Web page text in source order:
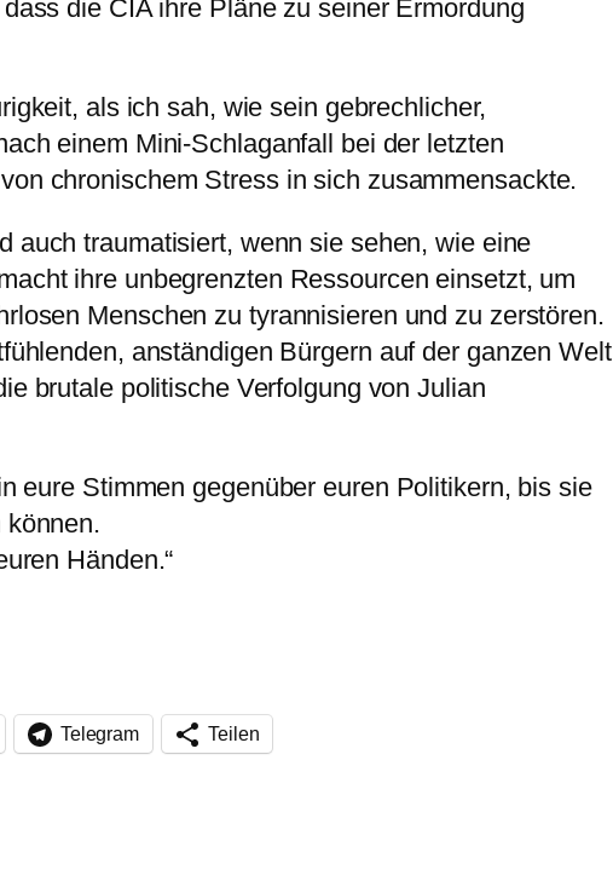
die CIA ihre Pläne zu seiner Ermordung
als ich sah, wie sein gebrechlicher,
einem Mini-Schlaganfall bei der letzten
chronischem Stress in sich zusammensackte.
auch traumatisiert, wenn sie sehen, wie eine
ihre unbegrenzten Ressourcen einsetzt, um
Menschen zu tyrannisieren und zu zerstören.
anständigen Bürgern auf der ganzen Welt
brutale politische Verfolgung von Julian
eure Stimmen gegenüber euren Politikern, bis sie
können.
Händen.“
Telegram Teilen